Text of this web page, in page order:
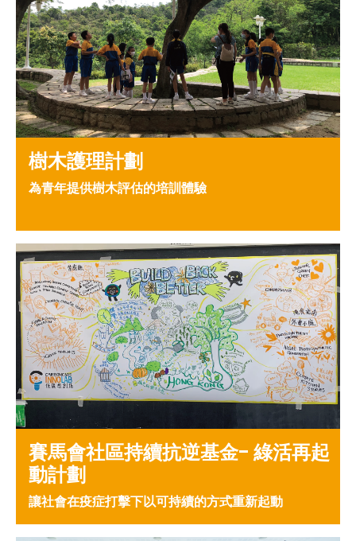
樹木護理計劃
為青年提供樹木評估的培訓體驗
賽馬會社區持續抗逆基金- 綠活再起
動計劃
讓社會在疫症打擊下以可持續的方式重新起動